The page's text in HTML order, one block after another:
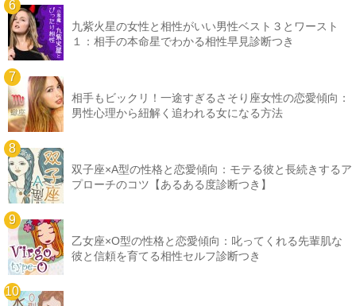
九紫火星の女性と相性がいい男性ベスト３とワースト
１：相手の本命星でわかる相性早見診断つき
相手もビックリ！一途すぎるさそり座女性の恋愛傾向：
男性心理から紐解く追われる女になる方法
双子座×A型の性格と恋愛傾向：モテる彼と長続きするア
プローチのコツ【あるある度診断つき】
乙女座×O型の性格と恋愛傾向：叱ってくれる先輩肌な
彼と信頼を育てる相性セルフ診断つき